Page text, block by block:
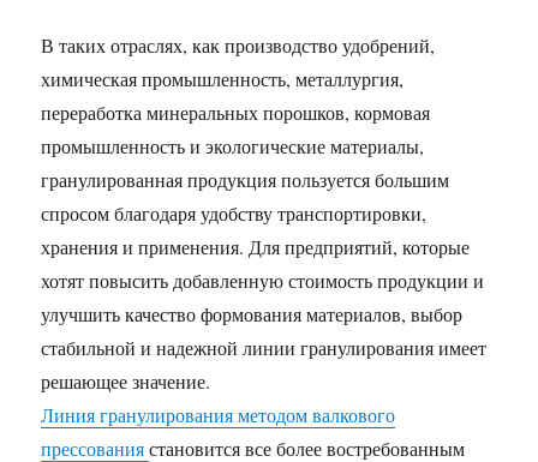
В таких отраслях, как производство удобрений,
химическая промышленность, металлургия,
переработка минеральных порошков, кормовая
промышленность и экологические материалы,
гранулированная продукция пользуется большим
спросом благодаря удобству транспортировки,
хранения и применения. Для предприятий, которые
хотят повысить добавленную стоимость продукции и
улучшить качество формования материалов, выбор
стабильной и надежной линии гранулирования имеет
решающее значение.
Линия гранулирования методом валкового
прессованиястановится все более востребованным